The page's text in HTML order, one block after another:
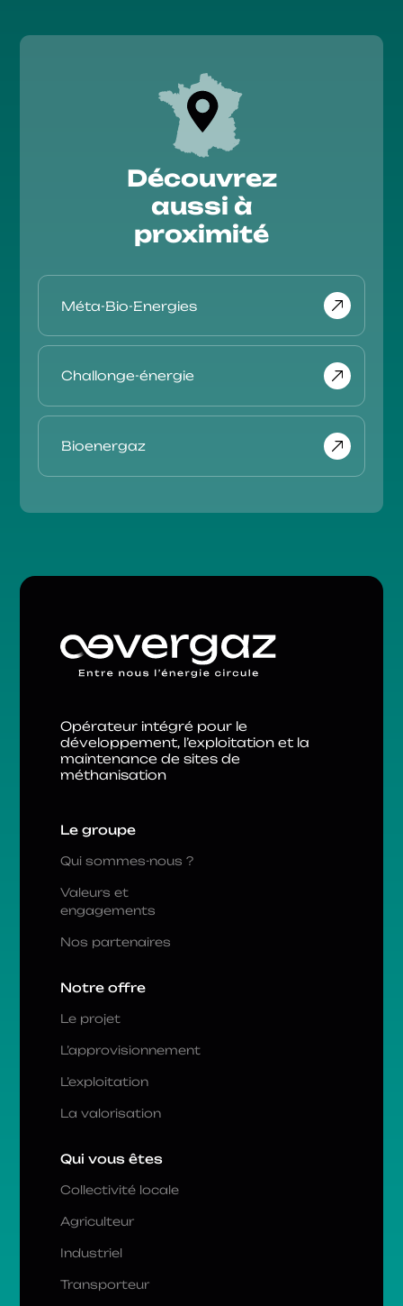
Découvrez
aussi à
proximité
Méta-Bio-Energies
Challonge-énergie
Bioenergaz
Opérateur intégré pour le
développement, l’exploitation et la
maintenance de sites de
méthanisation
Le groupe
Qui sommes-nous ?
Valeurs et
engagements
Nos partenaires
Notre offre
Le projet
L’approvisionnement
L’exploitation
La valorisation
Qui vous êtes
Collectivité locale
Agriculteur
Industriel
Transporteur